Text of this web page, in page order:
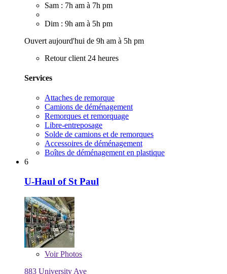
Sam : 7h am à 7h pm
Dim : 9h am à 5h pm
Ouvert aujourd'hui de 9h am à 5h pm
Retour client 24 heures
Services
Attaches de remorque
Camions de déménagement
Remorques et remorquage
Libre-entreposage
Solde de camions et de remorques
Accessoires de déménagement
Boîtes de déménagement en plastique
6
U-Haul of St Paul
VoirPhotos
883 University Ave